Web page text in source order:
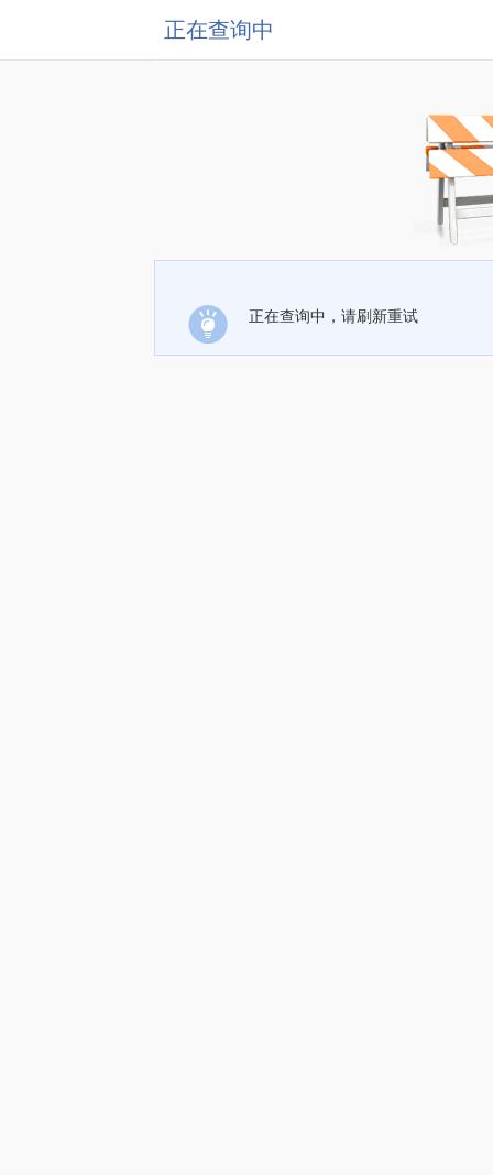
正在查询中
正在查询中，请刷新重试